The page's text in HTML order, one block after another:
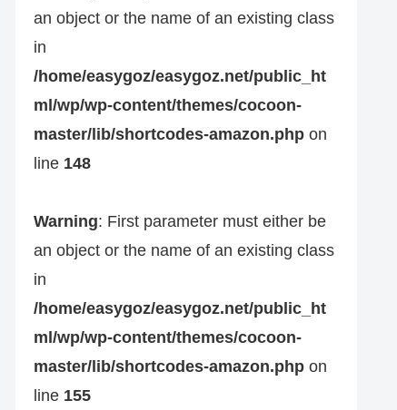
an object or the name of an existing class
in
/home/easygoz/easygoz.net/public_ht
ml/wp/wp-content/themes/cocoon-
master/lib/shortcodes-amazon.php on
line 148
Warning: First parameter must either be
an object or the name of an existing class
in
/home/easygoz/easygoz.net/public_ht
ml/wp/wp-content/themes/cocoon-
master/lib/shortcodes-amazon.php on
line 155